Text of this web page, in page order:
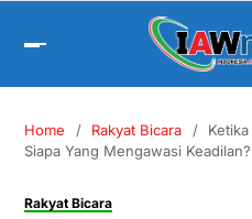
Home Rakyat Bicara
Siapa Yang Mengawasi Keadilan?
Rakyat Bicara